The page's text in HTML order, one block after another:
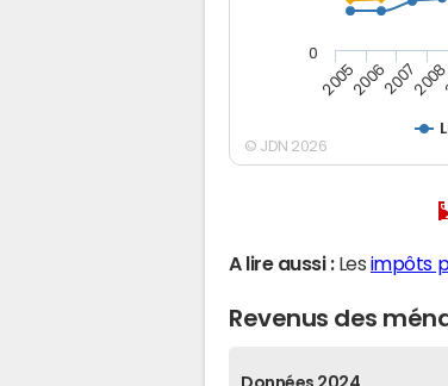
2005200620072008
0
© JDN 2026
A lire aussi :Les impôts
Revenus des
Données 2024